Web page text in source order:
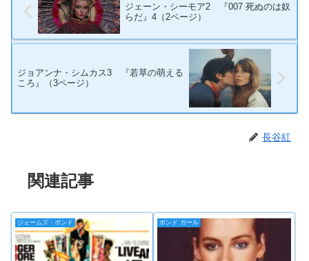
ジェーン・シーモア2 『007 死ぬのは奴
らだ』4（2ページ）
ジョアンナ・シムカス3 『若草の萌える
ころ』（3ページ）
長谷紅
関連記事
ジェームズ・ボンド ボンド ガール